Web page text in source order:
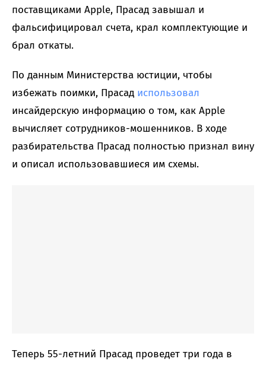
поставщиками Apple, Прасад завышал и
фальсифицировал счета, крал комплектующие и
брал откаты.
По данным Министерства юстиции, чтобы
избежать поимки, Прасад использовал
инсайдерскую информацию о том, как Apple
вычисляет сотрудников-мошенников. В ходе
разбирательства Прасад полностью признал вину
и описал использовавшиеся им схемы.
Теперь 55-летний Прасад проведет три года в